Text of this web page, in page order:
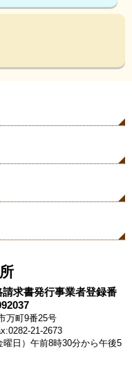
書発行事業者登録番
万町9番25号
21-2673
日）午前8時30分から午後5